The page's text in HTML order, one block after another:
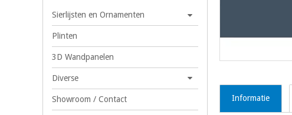
Informatie
Sierlijsten en Ornamenten
Plinten
3D Wandpanelen
Diverse
Showroom / Contact